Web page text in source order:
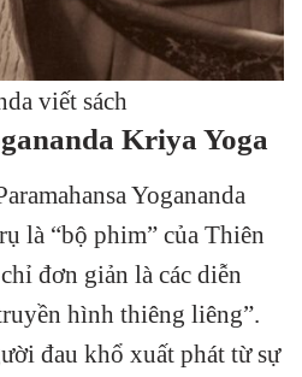
viết sách
Kriya Yoga
Yogananda
là “bộ phim” của Thiên
đơn giản là các diễn
hình thiêng liêng”.
đau khổ xuất phát từ sự